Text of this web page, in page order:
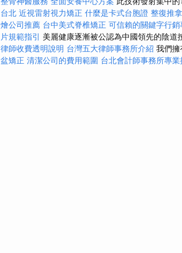
台北 近視雷射視力矯正 什麼是卡式台胞證 整復推
燴公司推薦 台中美式脊椎矯正 可信賴的關鍵字行銷
片規範指引 美麗健康逐漸被公認為中國領先的陰道
律師收費透明說明 台灣五大律師事務所介紹 我們擁
盆矯正 清潔公司的費用範圍 台北會計師事務所專業